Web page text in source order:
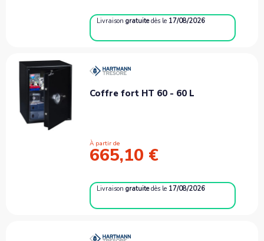
Livraisongratuite dès le 17/08/2026
Coffre fort HT 60 - 60 L
À partir de
665,10 €
Livraisongratuite dès le 17/08/2026